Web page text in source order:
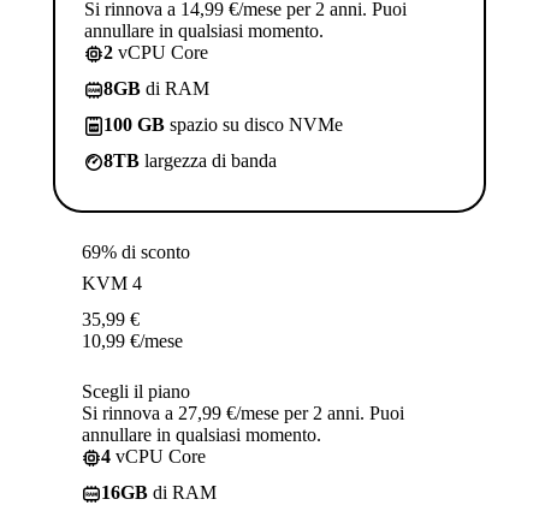
Si rinnova a 14,99 €/mese per 2 anni. Puoi
annullare in qualsiasi momento.
2 vCPU Core
8GB di RAM
100 GB spazio su disco NVMe
8TB largezza di banda
69% di sconto
KVM 4
35,99 €
10,99 €/mese
Scegli il piano
Si rinnova a 27,99 €/mese per 2 anni. Puoi
annullare in qualsiasi momento.
4 vCPU Core
16GB di RAM